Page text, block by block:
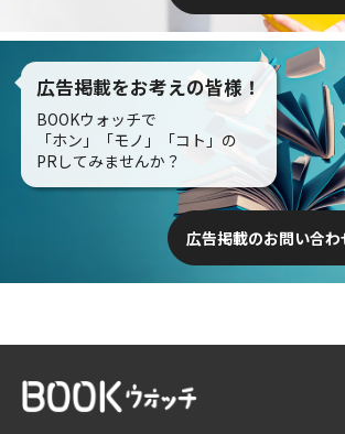
広告掲載をお考えの皆様！
BOOKウォッチで
「ホン」「モノ」「コト」の
PRしてみませんか？
広告掲載のお問い合わ